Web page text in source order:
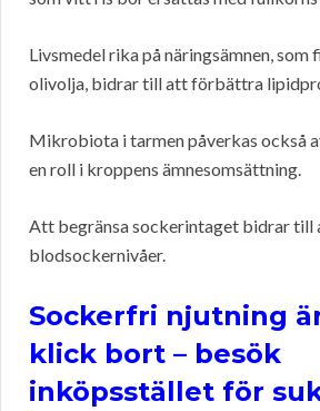
Livsmedel rika på näringsämnen, som
olivolja, bidrar till att förbättra
Mikrobiota i tarmen påverkas också
en roll i kroppens ämnesomsättning.
Att begränsa sockerintaget bidrar till
blodsockernivåer.
Sockerfri njutning
klick bort – besök
inköpsstället för